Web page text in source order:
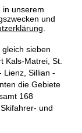
in unserem
und
.
sieben
Kals-Matrei, St.
Lienz, Sillian -
die Gebiete
168
und